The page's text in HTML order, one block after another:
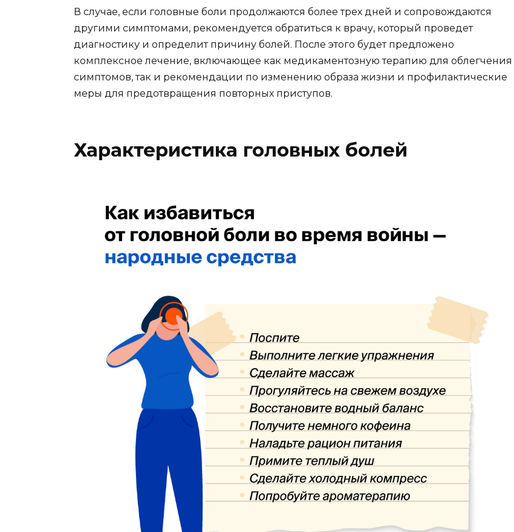
В случае, если головные боли продолжаются более трех дней и сопровождаются
другими симптомами, рекомендуется обратиться к врачу, который проведет
диагностику и определит причину болей. После этого будет предложено
комплексное лечение, включающее как медикаментозную терапию для облегчения
симптомов, так и рекомендации по изменению образа жизни и профилактические
меры для предотвращения повторных приступов.
Характеристика головных болей